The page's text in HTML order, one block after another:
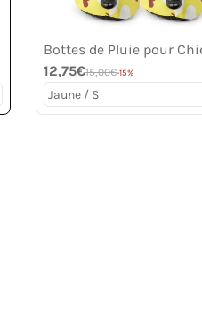
Bottes de Pluie pour
12,75€15,00€-15%